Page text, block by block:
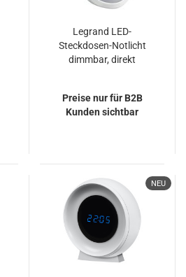
Legrand LED-
Steckdosen-Notlicht
dimmbar, direkt
Stromausfall 1,5
Stunden oder als
Preise nur für B2B
Kunden sichtbar
NEU